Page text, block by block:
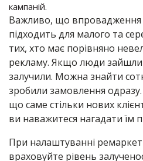
кампаній.
Важливо, що впровадження
підходить для малого та
тих, хто має порівняно
рекламу. Якщо люди зайшли
залучили. Можна знайти
зробили замовлення одразу.
що саме стільки нових
ви наважитеся нагадати їм
При налаштуванні
враховуйте рівень